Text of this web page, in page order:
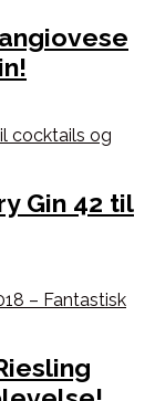
Gin 42 til